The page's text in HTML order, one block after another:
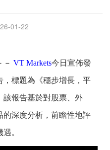
01-22
－ VT Markets今日宣佈發
，標題為《穩步增長，平
該報告基於對股票、外
的深度分析，前瞻性地評
。